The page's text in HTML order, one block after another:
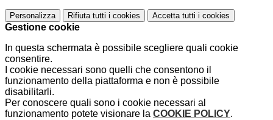
Personalizza Rifiuta tutti i cookies Accetta tutti i cookies
Gestione cookie
In questa schermata è possibile scegliere quali cookie
consentire.
I cookie necessari sono quelli che consentono il
funzionamento della piattaforma e non è possibile
disabilitarli.
Per conoscere quali sono i cookie necessari al
funzionamento potete visionare la COOKIE POLICY.